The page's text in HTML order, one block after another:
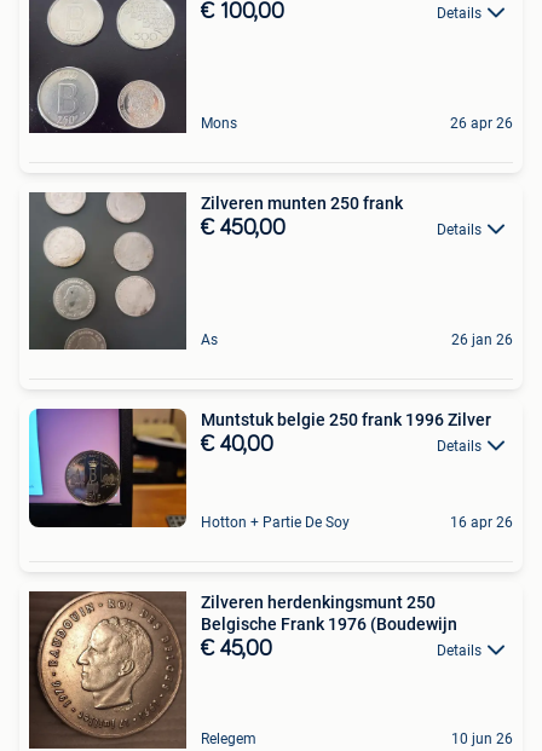
€ 100,00 Details
Mons 26 apr 26
Zilveren munten 250 frank
€ 450,00 Details
As 26 jan 26
Muntstuk belgie 250 frank 1996 Zilver
€ 40,00 Details
Hotton + Partie De Soy 16 apr 26
Zilveren herdenkingsmunt 250
Belgische Frank 1976 (Boudewijn
€ 45,00 Details
Relegem 10 jun 26